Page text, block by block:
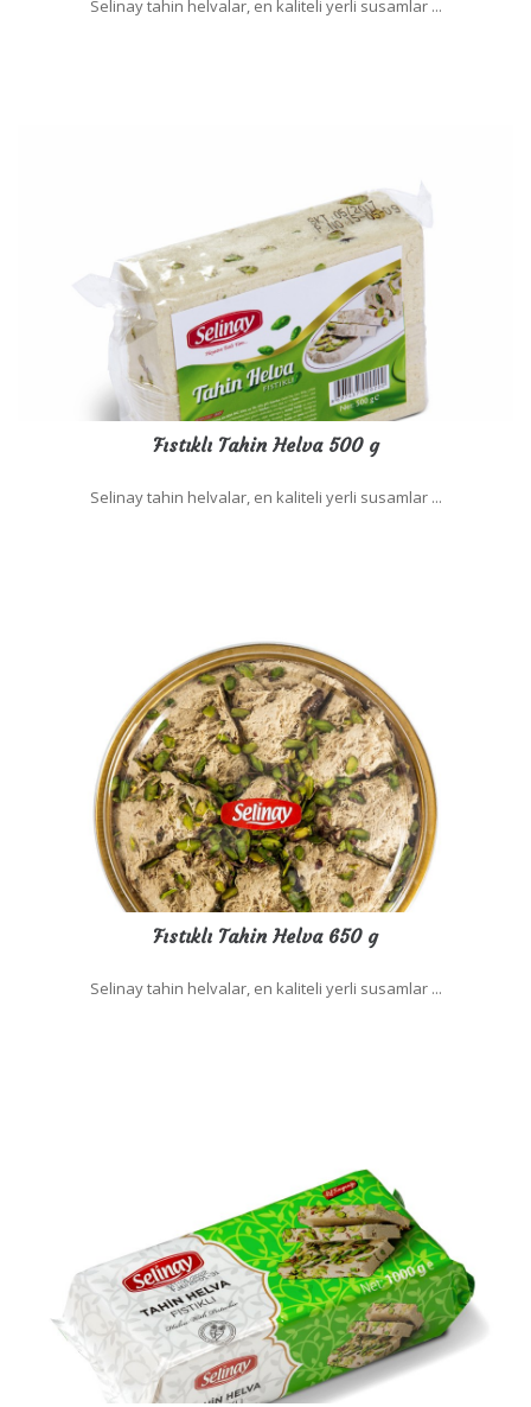
Selinay tahin helvalar, en kaliteli yerli susamlar ...
Fıstıklı Tahin Helva 500 g
Selinay tahin helvalar, en kaliteli yerli susamlar ...
Fıstıklı Tahin Helva 650 g
Selinay tahin helvalar, en kaliteli yerli susamlar ...